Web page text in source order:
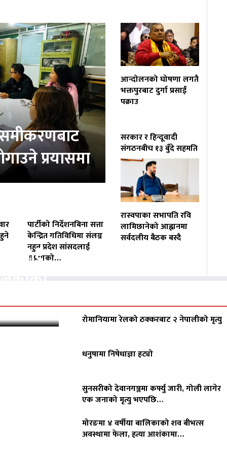
समीकरणबाट
प्रयासमा
पार्टीको निर्देशनबिना सत्ता
केन्द्रित गतिविधिमा संलग्न
नहुन प्रदेश सांसदलाई
राप्रपाको…
आन्दोलनको घोषणा लगतै
भक्तपुरबाट दुर्गा प्रसाईं
पक्राउ
सरकार र हिन्दूवादी
संगठनबीच १३ बुँदे सहमति
रास्वपाका सभापति रवि
लामिछानेको आह्वानमा
सर्वदलीय बैठक बस्दै
रोमानियामा रेलको ठक्करबाट २ नेपालीको मृत्यु
धनुषामा निषेधाज्ञा हट्यो
सुनसरीको देवानगञ्जमा कर्फ्यु जारी, गोली लागेर
एक जनाको मृत्यु भएपछि…
मोरङमा ४ वर्षीया बालिकाको शव बीभत्स
अवस्थामा फेला, हत्या आशंकामा…